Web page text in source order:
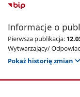
Informacje o
Pierwsza publikacja:
Wytwarzający/
Pokaż historię zmian